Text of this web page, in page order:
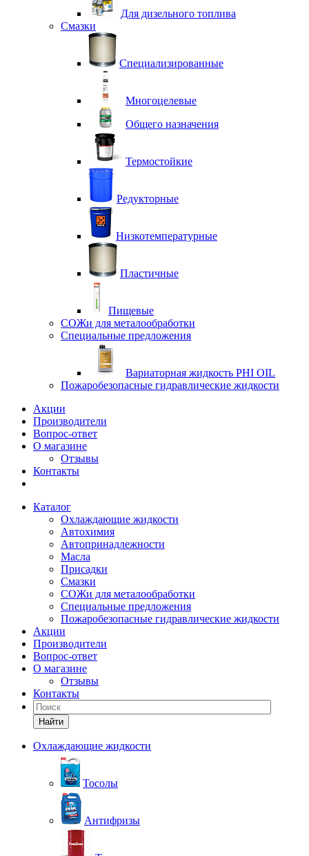
Для дизельного топлива
Смазки
Специализированные
Многоцелевые
Общего назначения
Термостойкие
Редукторные
Низкотемпературные
Пластичные
Пищевые
СОЖи для металообработки
Специальные предложения
Вариаторная жидкость PHI OIL
Пожаробезопасные гидравлические жидкости
Акции
Производители
Вопрос-ответ
О магазине
Отзывы
Контакты
Каталог
Охлаждающие жидкости
Автохимия
Автопринадлежности
Масла
Присадки
Смазки
СОЖи для металообработки
Специальные предложения
Пожаробезопасные гидравлические жидкости
Акции
Производители
Вопрос-ответ
О магазине
Отзывы
Контакты
Найти
Охлаждающие жидкости
Тосолы
Антифризы